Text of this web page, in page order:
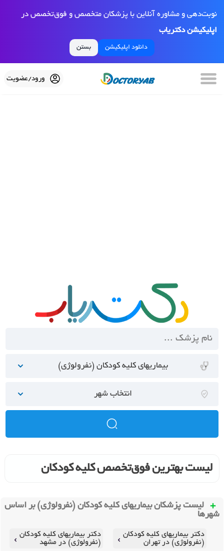
نوبت‌دهی و مشاوره آنلاین با پزشکان متخصص و فوق‌تخصص در
اپلیکیشن دکتریاب
دانلود اپلیکیشن بستن
ورود/عضویت
بیماریهای کلیه کودکان (نفرولوژی)
انتخاب شهر
لیست بهترین فوق‌تخصص کلیه کودکان
لیست پزشکان بیماریهای کلیه کودکان (نفرولوژی) بر اساس
شهرها
دکتر بیماریهای کلیه کودکان
(نفرولوژی) در تهران
دکتر بیماریهای کلیه کودکان
(نفرولوژی) در مشهد